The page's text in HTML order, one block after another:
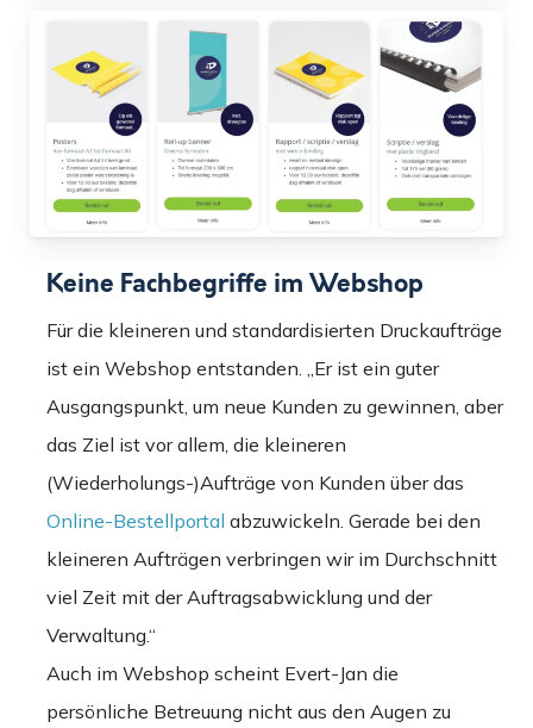
Keine Fachbegriffe im Webshop
Für die kleineren und standardisierten Druckaufträge
ist ein Webshop entstanden. „Er ist ein guter
Ausgangspunkt, um neue Kunden zu gewinnen, aber
das Ziel ist vor allem, die kleineren
(Wiederholungs-)Aufträge von Kunden über das
Online-Bestellportal abzuwickeln. Gerade bei den
kleineren Aufträgen verbringen wir im Durchschnitt
viel Zeit mit der Auftragsabwicklung und der
Verwaltung.“
Auch im Webshop scheint Evert-Jan die
persönliche Betreuung nicht aus den Augen zu